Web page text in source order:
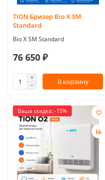
TION Бризер Bio X SM
Standard
Bio X SM Standard
76 650 ₽
В корзину
Ваша скидка: -15%